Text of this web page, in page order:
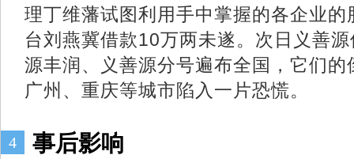
理丁维藩试图利用手中掌握的各企业
台刘燕冀借款10万两未遂。次日义善
源丰润、义善源分号遍布全国，它们
广州、重庆等城市陷入一片恐慌。
4 事后影响